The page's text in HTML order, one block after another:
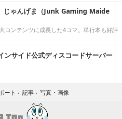
じゃんげま（Junk Gaming Maide
コンテンツに成長した4コマ。単行本も好評
サイド公式ディスコードサーバー
ート › 記事 › 写真・画像